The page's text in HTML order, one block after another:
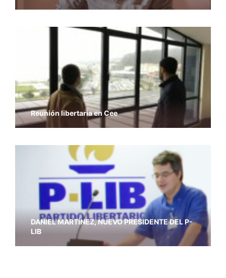
Reunión libertaria en Cee
DANIEL MARTÍNEZ, NUEVO PRESIDENTE DEL P-
LIB
En memoria de Diego Ruiz García